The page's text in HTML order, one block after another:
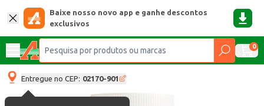
Baixe nosso novo app e ganhe descontos
exclusivos
0
Entregue no CEP: 02170-901